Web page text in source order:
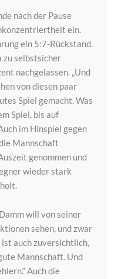
nach der Pause
ein.
ein 5:7-Rückstand.
zu selbstsicher
nachgelassen. „Und
von diesen paar
Spiel gemacht. Was
Spiel, bis auf
im Hinspiel gegen
Mannschaft
genommen und
wieder stark
will von seiner
sehen, und zwar
auch zuversichtlich,
Mannschaft. Und
Auch die